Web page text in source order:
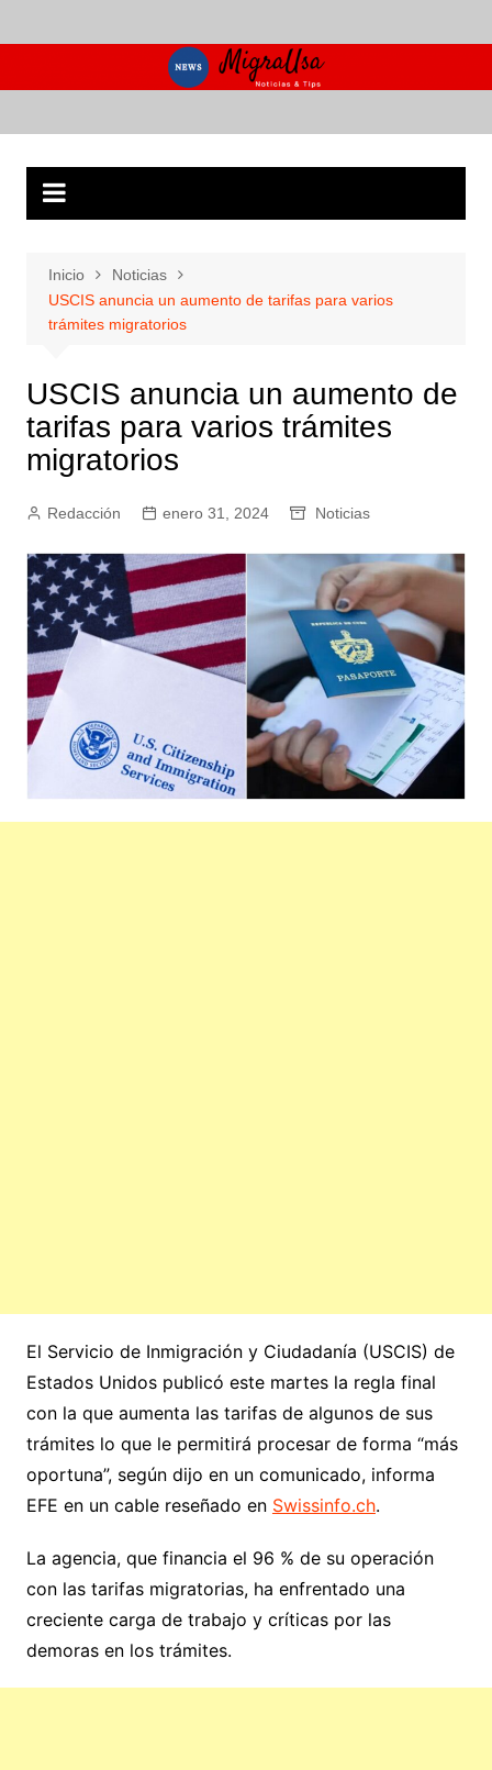
al
Inicio
Noticias
USCIS anuncia un aumento de tarifas para varios
trámites migratorios
USCIS anuncia un aumento de
tarifas para varios trámites
migratorios
Redacción enero 31, 2024 Noticias
El Servicio de Inmigración y Ciudadanía (USCIS) de
Estados Unidos publicó este martes la regla final
con la que aumenta las tarifas de algunos de sus
trámites lo que le permitirá procesar de forma “más
oportuna”, según dijo en un comunicado, informa
EFE en un cable reseñado en Swissinfo.ch.
La agencia, que financia el 96 % de su operación
con las tarifas migratorias, ha enfrentado una
creciente carga de trabajo y críticas por las
demoras en los trámites.